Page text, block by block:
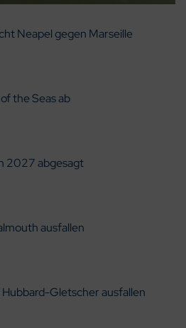
Neapel gegen Marseille
the Seas ab
2027 abgesagt
ausfallen
Gletscher ausfallen